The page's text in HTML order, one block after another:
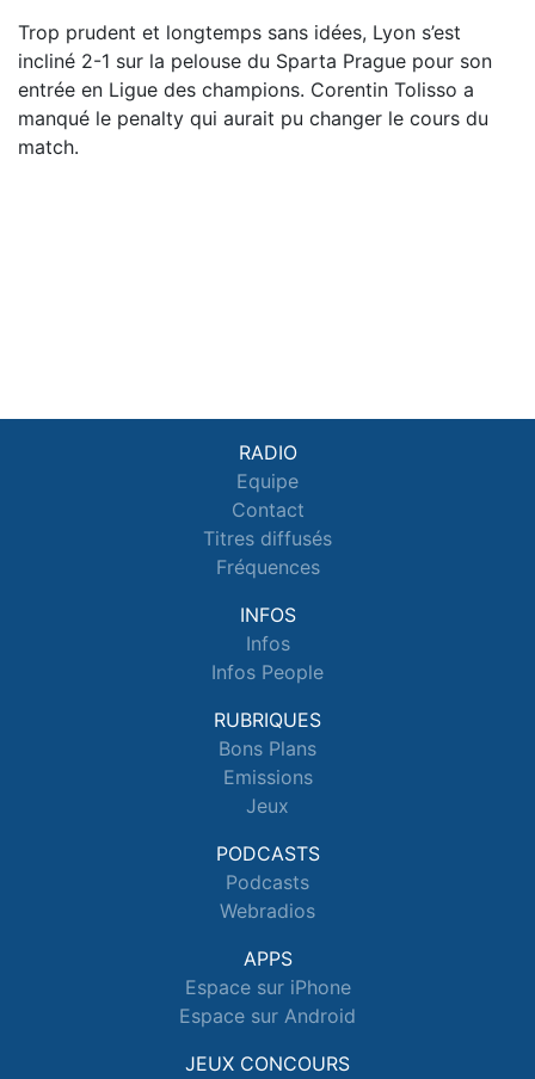
Trop prudent et longtemps sans idées, Lyon s’est
incliné 2-1 sur la pelouse du Sparta Prague pour son
entrée en Ligue des champions. Corentin Tolisso a
manqué le penalty qui aurait pu changer le cours du
match.
RADIO
Equipe
Contact
Titres diffusés
Fréquences
INFOS
Infos
Infos People
RUBRIQUES
Bons Plans
Emissions
Jeux
PODCASTS
Podcasts
Webradios
APPS
Espace sur iPhone
Espace sur Android
JEUX CONCOURS